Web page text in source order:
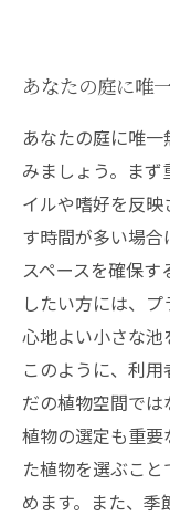
あなたの庭に唯
あなたの庭に唯
みましょう。ま
イルや嗜好を反
す時間が多い場
スペースを確保
したい方には、
心地よい小さな池
このように、利
だの植物空間では
植物の選定も重要
た植物を選ぶこ
めます。また、